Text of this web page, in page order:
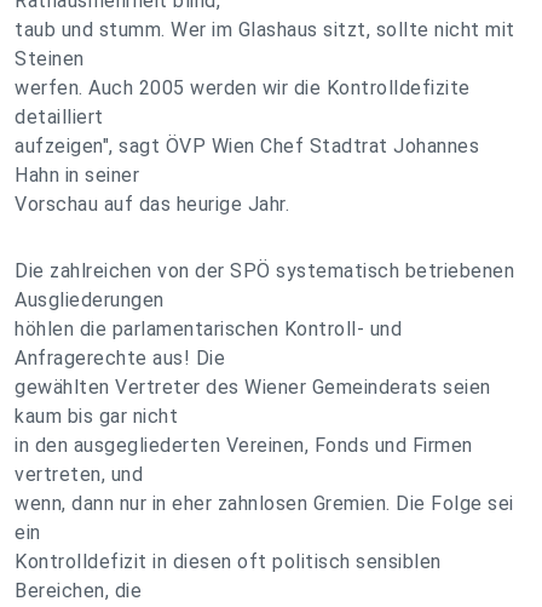
taub und stumm. Wer im Glashaus sitzt, sollte nicht mit
Steinen
werfen. Auch 2005 werden wir die Kontrolldefizite
detailliert
aufzeigen", sagt ÖVP Wien Chef Stadtrat Johannes
Hahn in seiner
Vorschau auf das heurige Jahr.
Die zahlreichen von der SPÖ systematisch betriebenen
Ausgliederungen
höhlen die parlamentarischen Kontroll- und
Anfragerechte aus! Die
gewählten Vertreter des Wiener Gemeinderats seien
kaum bis gar nicht
in den ausgegliederten Vereinen, Fonds und Firmen
vertreten, und
wenn, dann nur in eher zahnlosen Gremien. Die Folge sei
ein
Kontrolldefizit in diesen oft politisch sensiblen
Bereichen, die